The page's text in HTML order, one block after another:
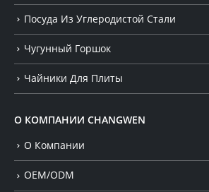
Посуда Из Углеродистой Стали
Чугунный Горшок
Чайники Для Плиты
О КОМПАНИИ CHANGWEN
О Компании
OEM/ODM